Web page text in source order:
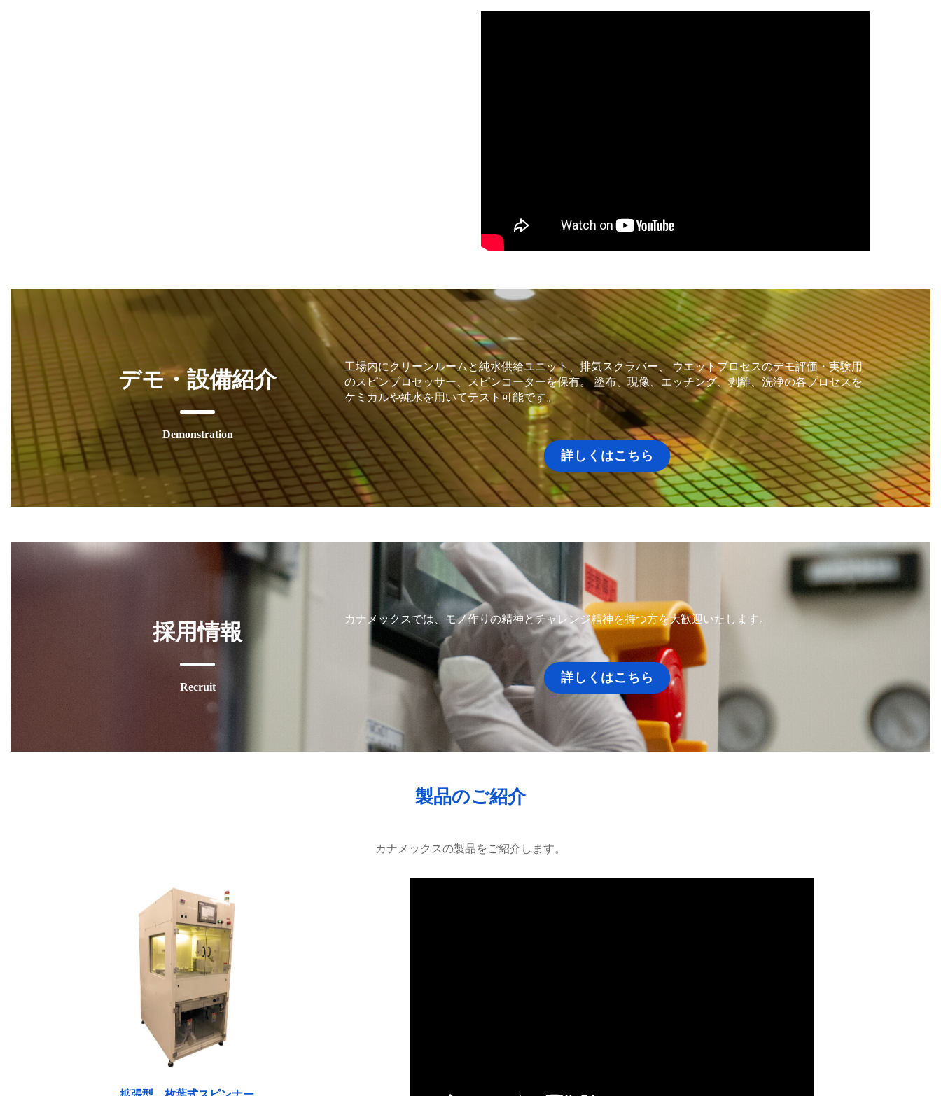
デモ・設備紹介
Demonstration
工場内にクリーンルームと純水供給ユニット、排気スクラバー、 ウエットプロセスのデモ評価・実験用
のスピンプロセッサー、スピンコーターを保有。 塗布、現像、エッチング、剥離、洗浄の各プロセスを
ケミカルや純水を用いてテスト可能です。
詳しくはこちら
採用情報
Recruit
カナメックスでは、モノ作りの精神とチャレンジ精神を持つ方を大歓迎いたします。
詳しくはこちら
製品のご紹介
カナメックスの製品をご紹介します。